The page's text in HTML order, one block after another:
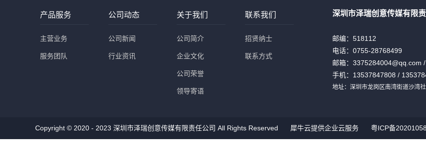
产品服务
主营业务
服务团队
公司动态
公司新闻
行业资讯
关于我们
公司简介
企业文化
公司荣誉
领导寄语
联系我们
招贤纳士
联系方式
深圳市泽瑞创意传媒有限
邮编：518112
电话： 0755-28768499
邮箱：3375284004@qq.com
手机：13537847808 /
地址：深圳市龙岗区南湾街道沙湾
Copyright © 2020 - 2023 深圳市泽瑞创意传媒有限责任公司 All Rights Reserved 犀牛云提供企业云服务 粤ICP备